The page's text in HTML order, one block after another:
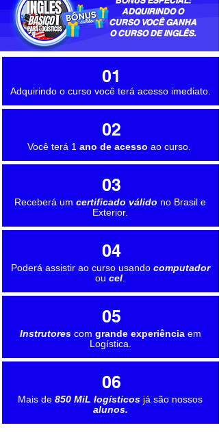
ADQUIRINDO O
CURSO VOCÊ GANHA
O CURSO DE INGLÊS.
01
Adquirindo o curso você terá acesso imediato.
02
Você terá 1 ano de acesso ao curso.
03
Receberá um certificado válido no Brasil e
Exterior.
04
Poderá assistir ao curso usando computador
ou cel
05
Instrutorescom grande experiênciaem
Logística.
06
Mais de 850 MiL logísticos já são nossos
alunos.